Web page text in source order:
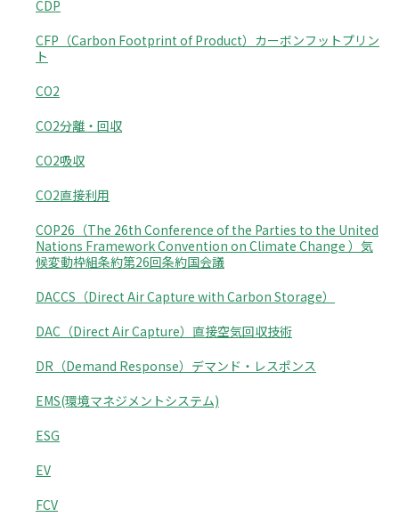
CDP
CFP（Carbon Footprint of Product）カーボンフットプリン
ト
CO2
CO2分離・回収
CO2吸収
CO2直接利用
COP26（The 26th Conference of the Parties to the United
Nations Framework Convention on Climate Change ）気
候変動枠組条約第26回条約国会議
DACCS（Direct Air Capture with Carbon Storage）
DAC（Direct Air Capture）直接空気回収技術
DR（Demand Response）デマンド・レスポンス
EMS(環境マネジメントシステム)
ESG
EV
FCV